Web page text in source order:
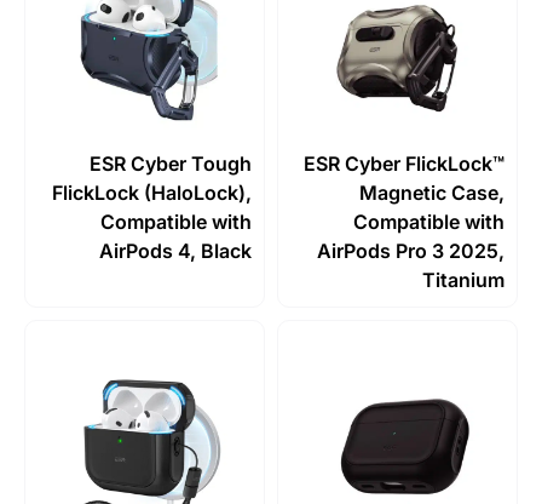
ESR Cyber
Magnetic
Compatible
AirPods Pro 3
ESR Cyber Tough
FlickLock (HaloLock),
Compatible with
AirPods 4, Black